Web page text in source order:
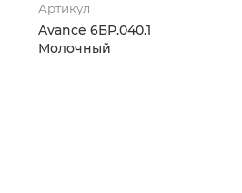
Артикул
Avance 6БР.040.1
Молочный